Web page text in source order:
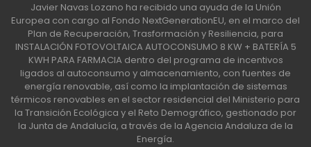
Javier Navas Lozano ha recibido una ayuda de la Unión
Europea con cargo al Fondo NextGenerationEU, en el marco del
Plan de Recuperación, Trasformación y Resiliencia, para
INSTALACIÓN FOTOVOLTAICA AUTOCONSUMO 8 KW + BATERÍA 5
KWH PARA FARMACIA dentro del programa de incentivos
ligados al autoconsumo y almacenamiento, con fuentes de
energía renovable, así como la implantación de sistemas
térmicos renovables en el sector residencial del Ministerio para
la Transición Ecológica y el Reto Demográfico, gestionado por
la Junta de Andalucía, a través de la Agencia Andaluza de la
Energía.